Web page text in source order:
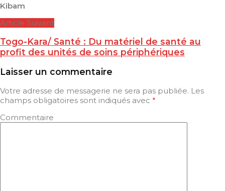
Kibam
Article Suivant
Togo-Kara/ Santé : Du matériel de santé au
profit des unités de soins périphériques
Laisser un commentaire
Votre adresse de messagerie ne sera pas publiée. Les
champs obligatoires sont indiqués avec *
Commentaire